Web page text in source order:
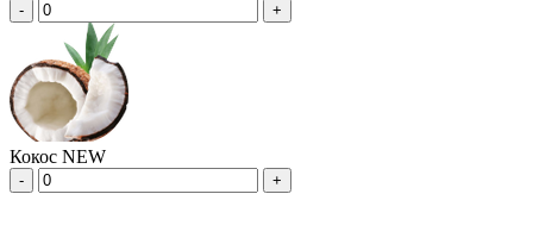
- +
Кокос NEW
- +